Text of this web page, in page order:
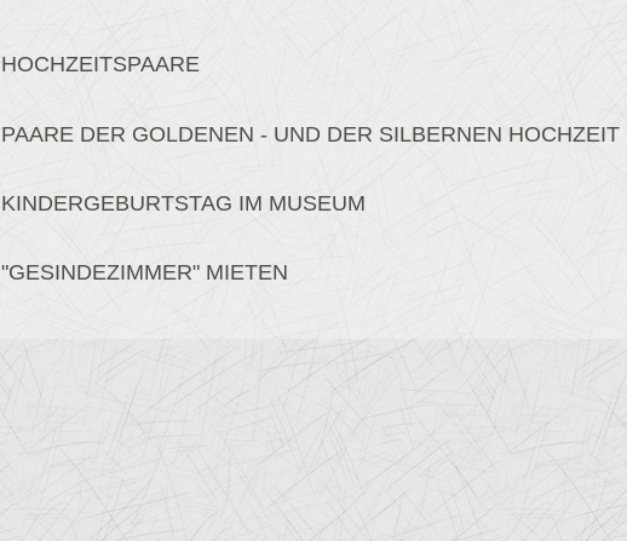
HOCHZEITSPAARE
PAARE DER GOLDENEN - UND DER SILBERNEN HOCHZEIT
KINDERGEBURTSTAG IM MUSEUM
"GESINDEZIMMER" MIETEN